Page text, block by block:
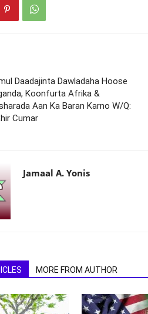
Daadajinta Dawladaha Hoose
Koonfurta Afrika &
Aan Ka Baran Karno W/Q:
Cumar
Jamaal A. Yonis
MORE FROM AUTHOR